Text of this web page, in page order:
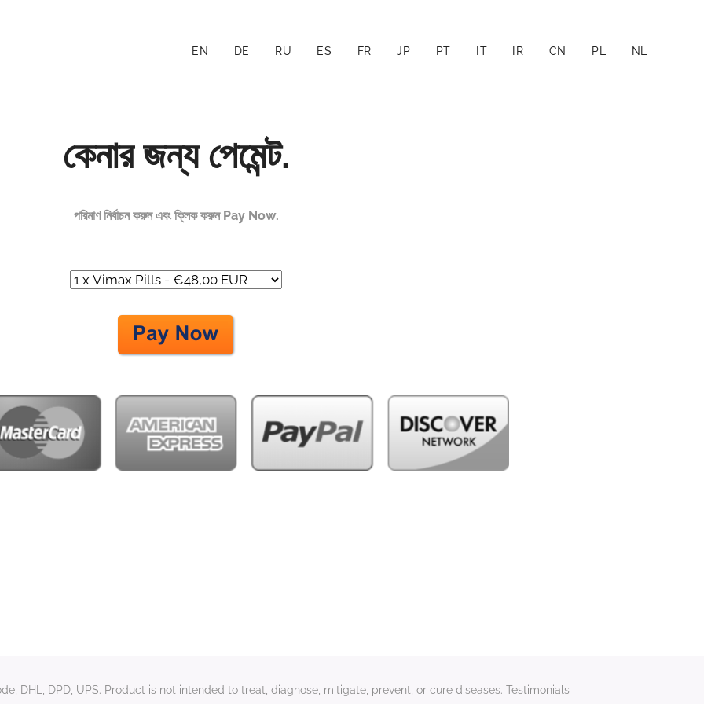
EN DE RU ES FR JP PT IT IR CN PL NL
কেনার জন্য পেমেন্ট.
পরিমাণ নির্বাচন করুন এবং ক্লিক করুন Pay Now.
DHL, DPD, UPS. Product is not intended to treat, diagnose, mitigate, prevent, or cure diseases. Testimonials